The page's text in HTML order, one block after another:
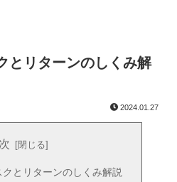
とリターンのしくみ解
2024.01.27
とリターンのしくみ解説